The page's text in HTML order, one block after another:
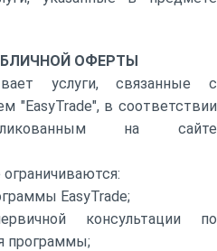
ОФЕРТЫ
услуги, связанные с
"EasyTrade", в соответствии
на сайте
EasyTrade;
консультации по
программы;